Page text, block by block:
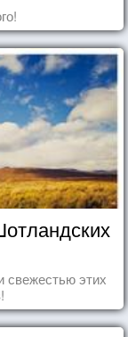
свежестью этих